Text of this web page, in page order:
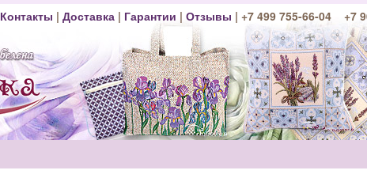
Контакты | Доставка| Гарантии | Отзывы | +7 499 755-66-04 +7